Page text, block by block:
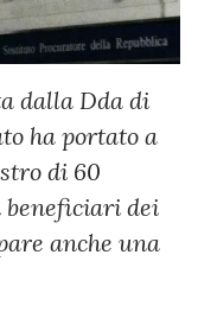
dalla Dda di
ha portato a
di 60
dei
anche una